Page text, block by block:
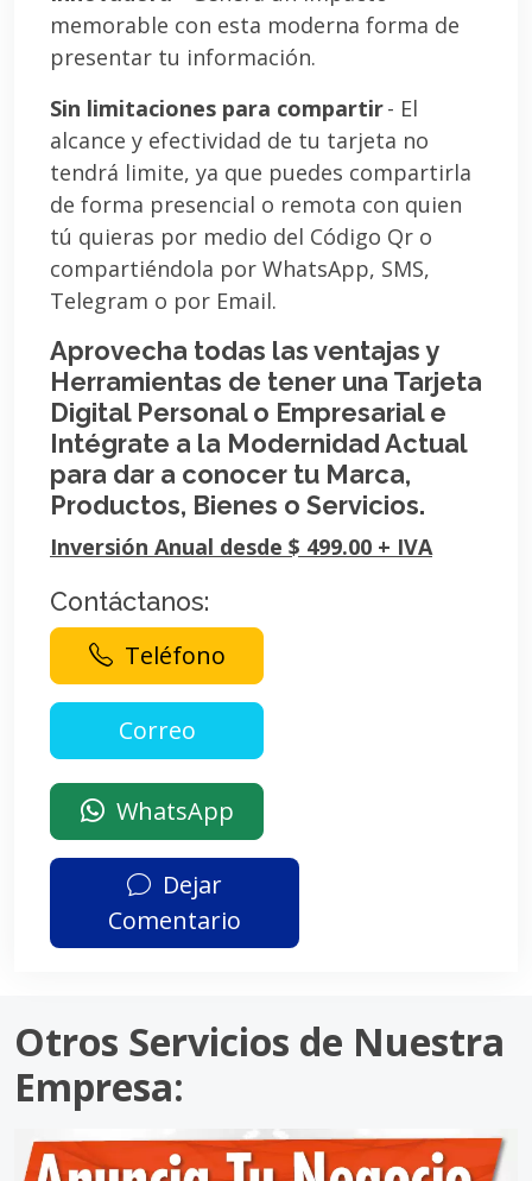
memorable con esta moderna forma de
presentar tu información.
Sin limitaciones para compartir- El
alcance y efectividad de tu tarjeta no
tendrá limite, ya que puedes compartirla
de forma presencial o remota con quien
tú quieras por medio del Código Qr o
compartiéndola por WhatsApp, SMS,
Telegram o por Email.
Aprovecha todas las ventajas y
Herramientas de tener una Tarjeta
Digital Personal o Empresarial e
Intégrate a la Modernidad Actual
para dar a conocer tu Marca,
Productos, Bienes o Servicios.
Inversión Anual desde $ 499.00 + IVA
Contáctanos:
Teléfono
WhatsApp
Dejar
Comentario
Otros Servicios de Nuestra
Empresa: